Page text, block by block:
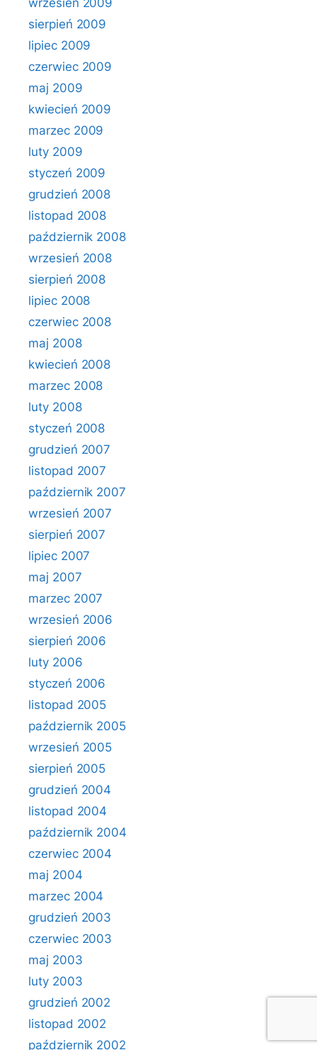
wrzesień 2009
sierpień 2009
lipiec 2009
czerwiec 2009
maj 2009
kwiecień 2009
marzec 2009
luty 2009
styczeń 2009
grudzień 2008
listopad 2008
październik 2008
wrzesień 2008
sierpień 2008
lipiec 2008
czerwiec 2008
maj 2008
kwiecień 2008
marzec 2008
luty 2008
styczeń 2008
grudzień 2007
listopad 2007
październik 2007
wrzesień 2007
sierpień 2007
lipiec 2007
maj 2007
marzec 2007
wrzesień 2006
sierpień 2006
luty 2006
styczeń 2006
listopad 2005
październik 2005
wrzesień 2005
sierpień 2005
grudzień 2004
listopad 2004
październik 2004
czerwiec 2004
maj 2004
marzec 2004
grudzień 2003
czerwiec 2003
maj 2003
luty 2003
grudzień 2002
listopad 2002
październik 2002